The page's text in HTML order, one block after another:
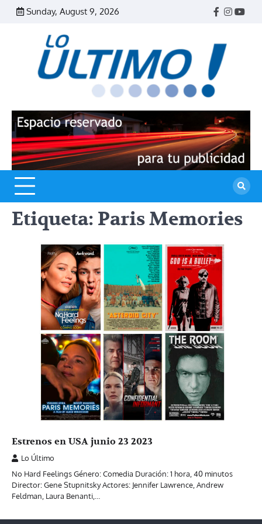
Skip
Sunday, August 9, 2026
Facebook
Etiqueta: Paris Memories
Estrenos en USA junio 23 2023
Lo Último
No Hard Feelings Género: Comedia Duración: 1 hora, 40 minutos
Director: Gene Stupnitsky Actores: Jennifer Lawrence, Andrew
Feldman, Laura Benanti,…